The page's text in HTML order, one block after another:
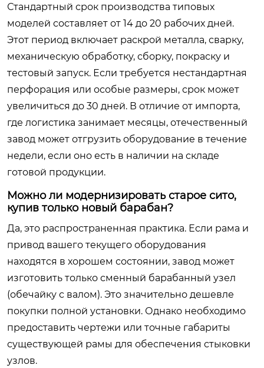
Стандартный срок производства типовых
моделей составляет от 14 до 20 рабочих дней.
Этот период включает раскрой металла, сварку,
механическую обработку, сборку, покраску и
тестовый запуск. Если требуется нестандартная
перфорация или особые размеры, срок может
увеличиться до 30 дней. В отличие от импорта,
где логистика занимает месяцы, отечественный
завод может отгрузить оборудование в течение
недели, если оно есть в наличии на складе
готовой продукции.
Можно ли модернизировать старое сито,
купив только новый барабан?
Да, это распространенная практика. Если рама и
привод вашего текущего оборудования
находятся в хорошем состоянии, завод может
изготовить только сменный барабанный узел
(обечайку с валом). Это значительно дешевле
покупки полной установки. Однако необходимо
предоставить чертежи или точные габариты
существующей рамы для обеспечения стыковки
узлов.